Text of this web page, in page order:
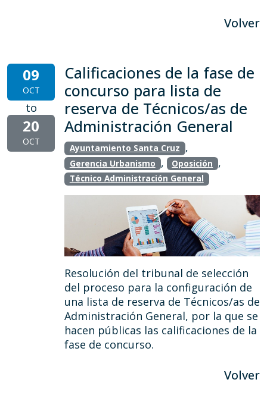
Volver
09
OCT
to
20
OCT
Calificaciones de la fase de
concurso para lista de
reserva de Técnicos/as de
Administración General
Ayuntamiento Santa Cruz ,
Gerencia Urbanismo , Oposición ,
Técnico Administración General
Resolución del tribunal de selección
del proceso para la configuración de
una lista de reserva de Técnicos/as de
Administración General, por la que se
hacen públicas las calificaciones de la
fase de concurso.
Volver